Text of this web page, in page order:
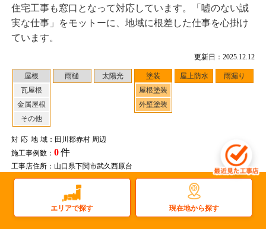
更新日：2025.12.12
屋根
瓦屋根
金属屋根
その他
雨樋 太陽光
塗装
屋根塗装
外壁塗装
屋上防水 雨漏り
対応地域：田川郡赤村 周辺
施工事例数： 0件
工事店住所：山口県下関市武久西原台
住宅工事も窓口となって対応しています。「嘘のない誠
実な仕事」をモットーに、地域に根差した仕事を心掛け
ています。
エリアで探す 現在地から探す